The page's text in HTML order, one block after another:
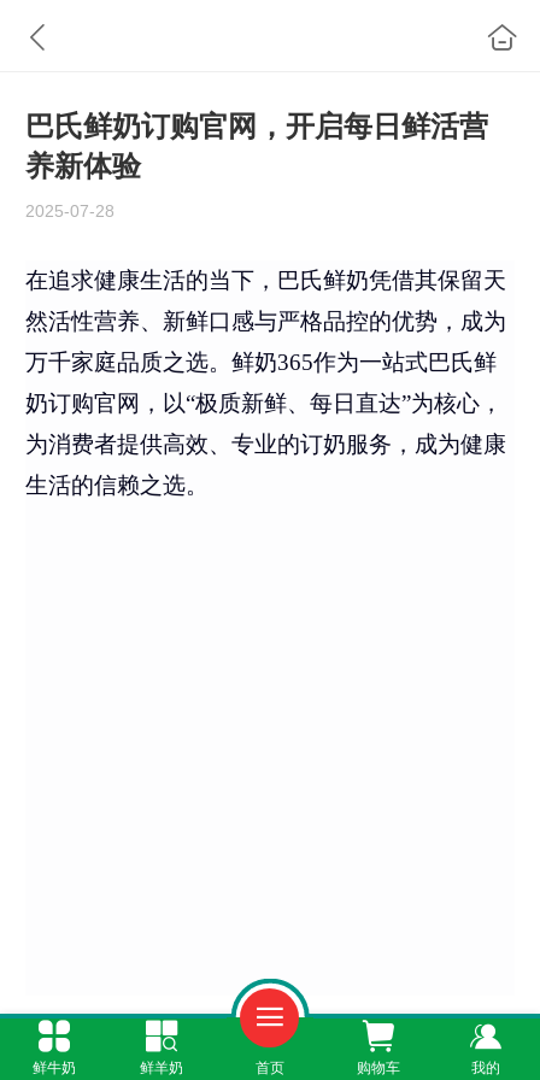
巴氏鲜奶订购官网，开启每日鲜活营
养新体验
2025-07-28
在追求健康生活的当下，巴氏鲜奶凭借其保留天
然活性营养、新鲜口感与严格品控的优势，成为
万千家庭品质之选。鲜奶365作为一站式巴氏鲜
奶订购官网，以“极质新鲜、每日直达”为核心，
为消费者提供高效、专业的订奶服务，成为健康
生活的信赖之选。
一、全产业链严格管控，保障每一滴鲜奶的纯净
鲜牛奶 鲜羊奶 首页 购物车 我的